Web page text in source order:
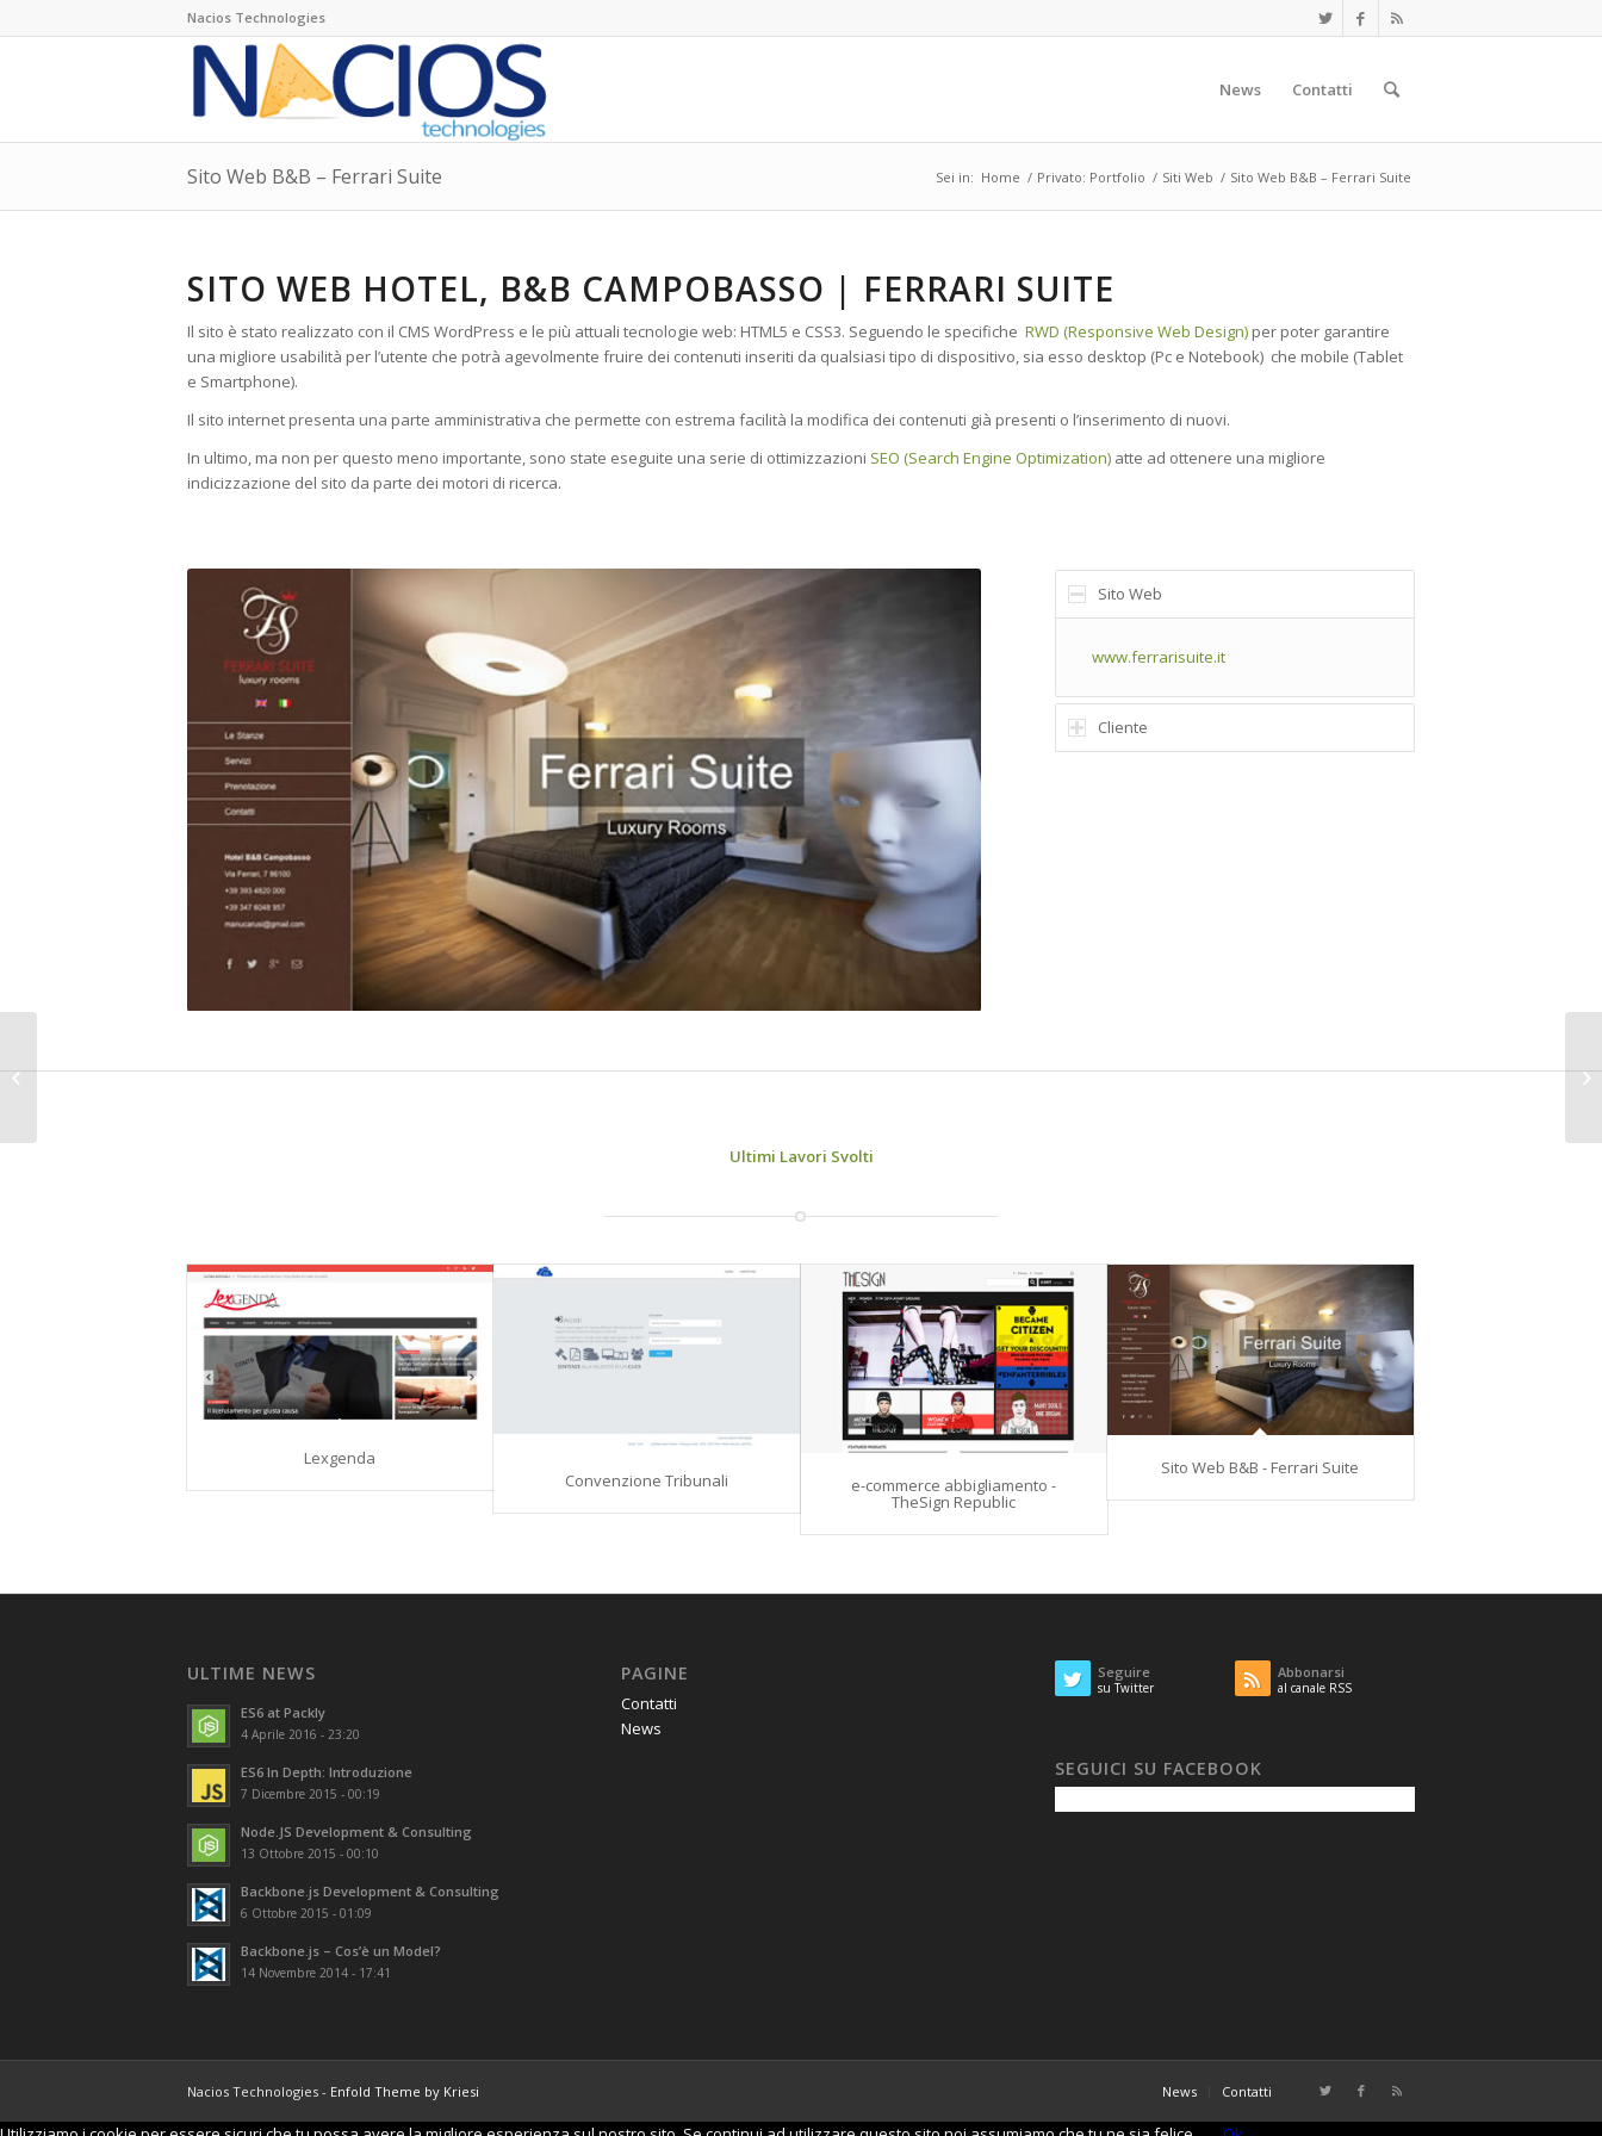
Nacios Technologies
News Contatti
Sito Web B&B – Ferrari Suite Sei in: Home / Privato: Portfolio / Siti Web / Sito Web B&B – Ferrari Suite
SITO WEB HOTEL, B&B CAMPOBASSO | FERRARI SUITE
Il sito è stato realizzato con il CMS WordPress e le più attuali tecnologie web: HTML5 e CSS3. Seguendo le specifiche RWD (Responsive Web Design) per poter garantire
una migliore usabilità per l’utente che potrà agevolmente fruire dei contenuti inseriti da qualsiasi tipo di dispositivo, sia esso desktop (Pc e Notebook) che mobile (Tablet
e Smartphone).
Il sito internet presenta una parte amministrativa che permette con estrema facilità la modifica dei contenuti già presenti o l’inserimento di nuovi.
In ultimo, ma non per questo meno importante, sono state eseguite una serie di ottimizzazioni SEO (Search Engine Optimization) atte ad ottenere una migliore
indicizzazione del sito da parte dei motori di ricerca.
Sito Web
www.ferrarisuite.it
Cliente
Ultimi Lavori Svolti
Lexgenda
Convenzione Tribunali
e-commerce abbigliamento -
TheSign Republic
Sito Web B&B - Ferrari Suite
ULTIME NEWS
ES6 at Packly
4 Aprile 2016 - 23:20
ES6 In Depth: Introduzione
7 Dicembre 2015 - 00:19
Node.JS Development & Consulting
13 Ottobre 2015 - 00:10
Backbone.js Development & Consulting
6 Ottobre 2015 - 01:09
Backbone.js – Cos’è un Model?
14 Novembre 2014 - 17:41
PAGINE
Contatti
News
Seguire
su Twitter
Abbonarsi
al canale RSS
SEGUICI SU FACEBOOK
Nacios Technologies - Enfold Theme by Kriesi News Contatti